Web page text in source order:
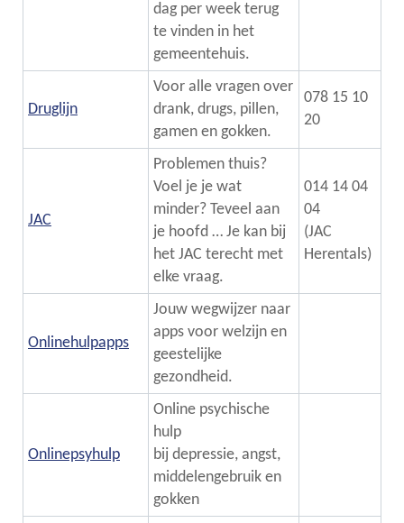
dag per week terug
te vinden in het
gemeentehuis.
Druglijn
Voor alle vragen over
drank, drugs, pillen,
gamen en gokken.
078 15 10
20
JAC
Problemen thuis?
Voel je je wat
minder? Teveel aan
je hoofd … Je kan bij
het JAC terecht met
elke vraag.
014 14 04
04
(JAC
Herentals)
Onlinehulpapps
Jouw wegwijzer naar
apps voor welzijn en
geestelijke
gezondheid.
Onlinepsyhulp
Online psychische
hulp
bij depressie, angst,
middelengebruik en
gokken